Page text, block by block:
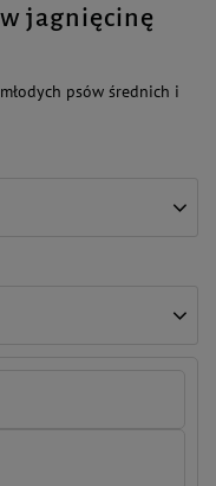
jagnięcinę
psów średnich i